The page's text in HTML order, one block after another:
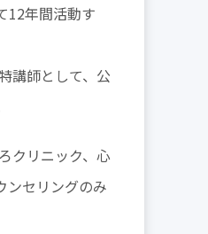
12年間活動す
講師として、公
クリニック、心
ンセリングのみ